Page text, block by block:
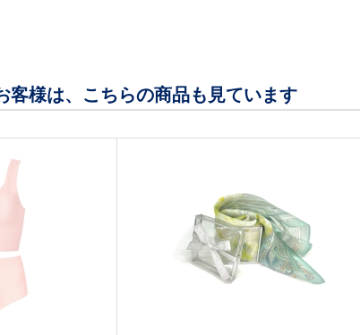
客様は、こちらの商品も見ています